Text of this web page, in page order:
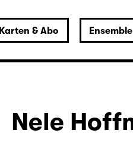
Karten & Abo Ensemble
Nele